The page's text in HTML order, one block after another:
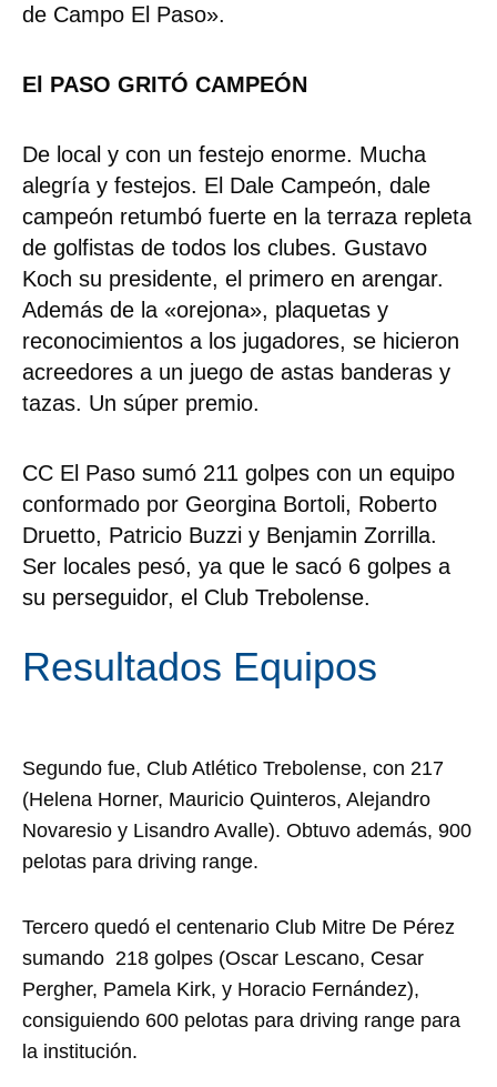
de Campo El Paso».
El PASO GRITÓ CAMPEÓN
De local y con un festejo enorme. Mucha
alegría y festejos. El Dale Campeón, dale
campeón retumbó fuerte en la terraza repleta
de golfistas de todos los clubes. Gustavo
Koch su presidente, el primero en arengar.
Además de la «orejona», plaquetas y
reconocimientos a los jugadores, se hicieron
acreedores a un juego de astas banderas y
tazas. Un súper premio.
CC El Paso sumó 211 golpes con un equipo
conformado por Georgina Bortoli, Roberto
Druetto, Patricio Buzzi y Benjamin Zorrilla.
Ser locales pesó, ya que le sacó 6 golpes a
su perseguidor, el Club Trebolense.
Resultados Equipos
Segundo fue, Club Atlético Trebolense, con 217
(Helena Horner, Mauricio Quinteros, Alejandro
Novaresio y Lisandro Avalle). Obtuvo además, 900
pelotas para driving range.
Tercero quedó el centenario Club Mitre De Pérez
sumando 218 golpes (Oscar Lescano, Cesar
Pergher, Pamela Kirk, y Horacio Fernández),
consiguiendo 600 pelotas para driving range para
la institución.